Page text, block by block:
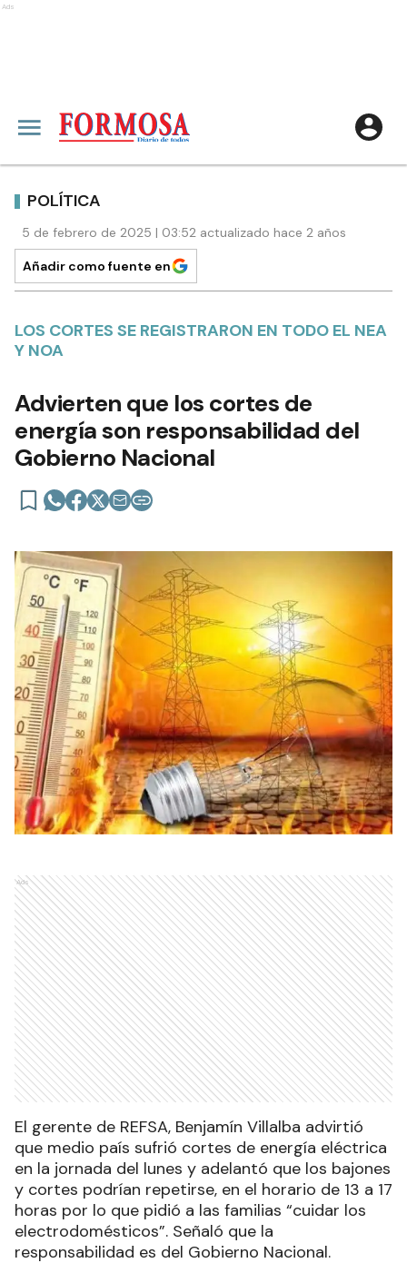
Ads
POLÍTICA
5 de febrero de 2025 | 03:52 actualizado hace 2 años
Añadir como fuente en
LOS CORTES SE REGISTRARON EN TODO EL NEA
Y NOA
Advierten que los cortes de
energía son responsabilidad del
Gobierno Nacional
Ads
El gerente de REFSA, Benjamín Villalba advirtió
que medio país sufrió cortes de energía eléctrica
en la jornada del lunes y adelantó que los bajones
y cortes podrían repetirse, en el horario de 13 a 17
horas por lo que pidió a las familias “cuidar los
electrodomésticos”. Señaló que la
responsabilidad es del Gobierno Nacional.